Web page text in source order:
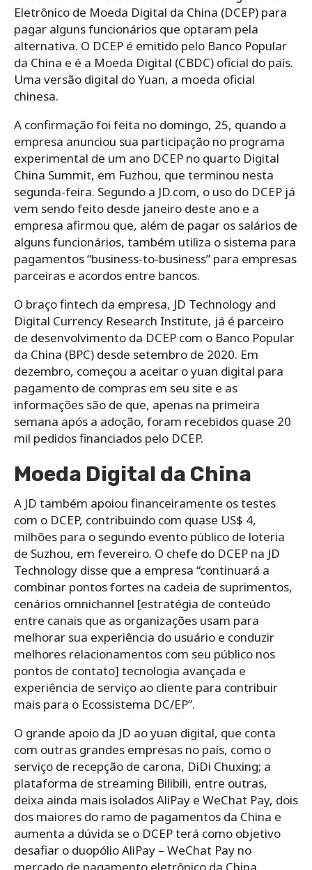
Eletrônico de Moeda Digital da China (DCEP) para
pagar alguns funcionários que optaram pela
alternativa. O DCEP é emitido pelo Banco Popular
da China e é a Moeda Digital (CBDC) oficial do país.
Uma versão digital do Yuan, a moeda oficial
chinesa.
A confirmação foi feita no domingo, 25, quando a
empresa anunciou sua participação no programa
experimental de um ano DCEP no quarto Digital
China Summit, em Fuzhou, que terminou nesta
segunda-feira. Segundo a JD.com, o uso do DCEP já
vem sendo feito desde janeiro deste ano e a
empresa afirmou que, além de pagar os salários de
alguns funcionários, também utiliza o sistema para
pagamentos “business-to-business” para empresas
parceiras e acordos entre bancos.
O braço fintech da empresa, JD Technology and
Digital Currency Research Institute, já é parceiro
de desenvolvimento da DCEP com o Banco Popular
da China (BPC) desde setembro de 2020. Em
dezembro, começou a aceitar o yuan digital para
pagamento de compras em seu site e as
informações são de que, apenas na primeira
semana após a adoção, foram recebidos quase 20
mil pedidos financiados pelo DCEP.
Moeda Digital da China
A JD também apoiou financeiramente os testes
com o DCEP, contribuindo com quase US$ 4,
milhões para o segundo evento público de loteria
de Suzhou, em fevereiro. O chefe do DCEP na JD
Technology disse que a empresa “continuará a
combinar pontos fortes na cadeia de suprimentos,
cenários omnichannel [estratégia de conteúdo
entre canais que as organizações usam para
melhorar sua experiência do usuário e conduzir
melhores relacionamentos com seu público nos
pontos de contato] tecnologia avançada e
experiência de serviço ao cliente para contribuir
mais para o Ecossistema DC/EP”.
O grande apoio da JD ao yuan digital, que conta
com outras grandes empresas no país, como o
serviço de recepção de carona, DiDi Chuxing; a
plataforma de streaming Bilibili, entre outras,
deixa ainda mais isolados AliPay e WeChat Pay, dois
dos maiores do ramo de pagamentos da China e
aumenta a dúvida se o DCEP terá como objetivo
desafiar o duopólio AliPay – WeChat Pay no